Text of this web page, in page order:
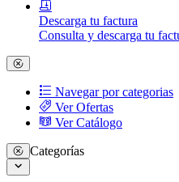
Descarga tu factura
Consulta y descarga tu
Navegar por categorias
Ver Ofertas
Ver Catálogo
Categorías